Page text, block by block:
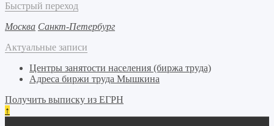
Быстрый переход
Москва Санкт-Петербург
Актуальные записи
Центры занятости населения (биржа труда)
Адреса биржи труда Мышкина
Получить выписку из ЕГРН
↑